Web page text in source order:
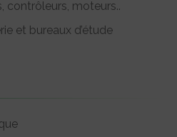
contrôleurs, moteurs..
et bureaux d’étude